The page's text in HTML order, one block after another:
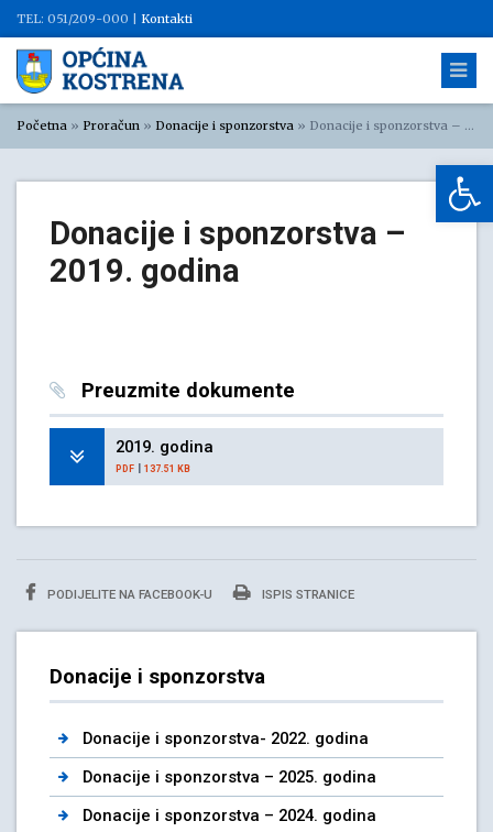
TEL: 051/209-000 | Kontakti
Početna » Proračun » Donacije i sponzorstva » Donacije i sponzorstva – 2019. godina
Donacije i sponzorstva –
2019. godina
Preuzmite dokumente
2019. godina
PDF | 137.51 KB
PODIJELITE NA FACEBOOK-U ISPIS STRANICE
Donacije i sponzorstva
Donacije i sponzorstva- 2022. godina
Donacije i sponzorstva – 2025. godina
Donacije i sponzorstva – 2024. godina